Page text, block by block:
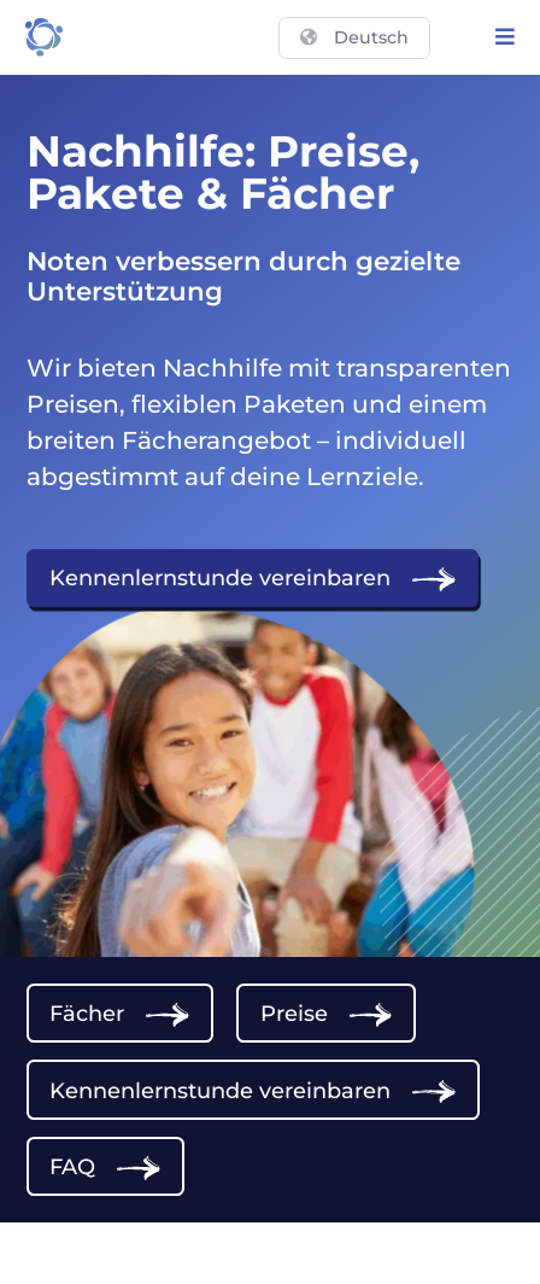
Deutsch
Nachhilfe: Preise,
Pakete & Fächer
Noten verbessern durch gezielte
Unterstützung
Wir bieten Nachhilfe mit transparenten
Preisen, flexiblen Paketen und einem
breiten Fächerangebot – individuell
abgestimmt auf deine Lernziele.
Kennenlernstunde vereinbaren
Fächer Preise
Kennenlernstunde vereinbaren
FAQ